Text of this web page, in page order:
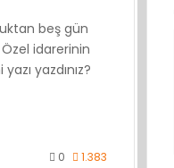
beş gün
Özel idarerinin
yazdınız?
0 1.383